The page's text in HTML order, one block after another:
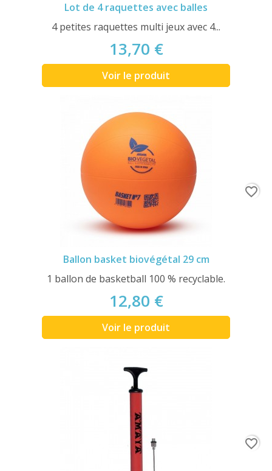
Lot de 4 raquettes avec balles
4 petites raquettes multi jeux avec 4...
13,70 €
Voir le produit
Ballon basket biovégétal 29 cm
1 ballon de basketball 100 % recyclable.
12,80 €
Voir le produit
favorite_border
favorite_border